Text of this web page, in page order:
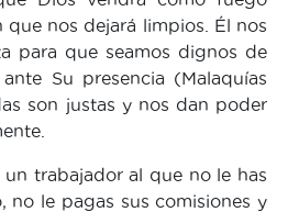
nos dejará limpios. Él nos
para que seamos dignos de
Su presencia (Malaquías
son justas y nos dan poder
un trabajador al que no le has
no le pagas sus comisiones y